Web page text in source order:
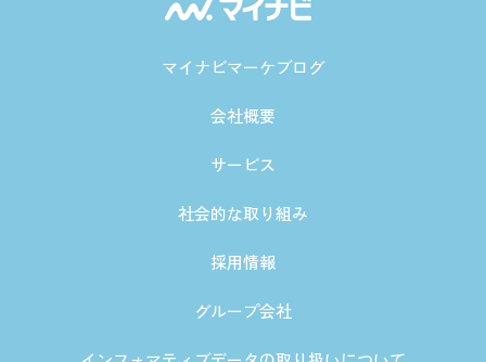
マイナビマーケブログ
会社概要
サービス
社会的な取り組み
採用情報
グループ会社